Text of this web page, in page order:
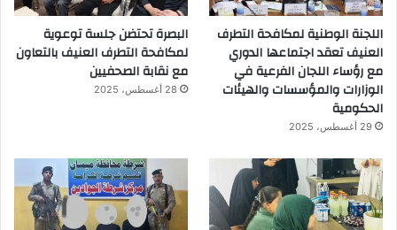
اللجنة الوطنية لمكافحة التطرف
العنيف تعقد اجتماعها الدوري
مع رؤساء اللجان الفرعية في
الوزارات والمؤسسات والهيئات
الحكومية
29 أغسطس، 2025
البصرة تحتضن جلسة توعوية
لمكافحة التطرف العنيف بالتعاون
مع نقابة الصحفيين
28 أغسطس، 2025